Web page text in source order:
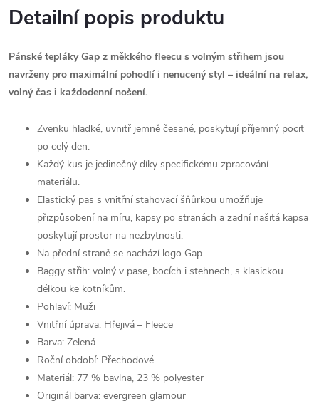
Detailní popis produktu
Pánské tepláky Gap z měkkého fleecu s volným střihem jsou
navrženy pro maximální pohodlí i nenucený styl – ideální na relax,
volný čas i každodenní nošení.
Zvenku hladké, uvnitř jemně česané, poskytují příjemný pocit
po celý den.
Každý kus je jedinečný díky specifickému zpracování
materiálu.
Elastický pas s vnitřní stahovací šňůrkou umožňuje
přizpůsobení na míru, kapsy po stranách a zadní našitá kapsa
poskytují prostor na nezbytnosti.
Na přední straně se nachází logo Gap.
Baggy střih: volný v pase, bocích i stehnech, s klasickou
délkou ke kotníkům.
Pohlaví: Muži
Vnitřní úprava: Hřejivá – Fleece
Barva: Zelená
Roční období: Přechodové
Materiál: 77 % bavlna, 23 % polyester
Originál barva: evergreen glamour